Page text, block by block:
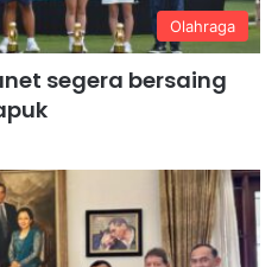
Olahraga
segera bersaing